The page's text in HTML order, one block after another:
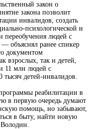
закон о
закона позволит
инвалидов, создать
психологической и
людей с
объяснял ранее спикер
документом
взрослых, так и детей,
11 млн людей с
детей-инвалидов.
реабилитации в
в первую очередь думают
помощь, но забывают,
в быту, найти новую